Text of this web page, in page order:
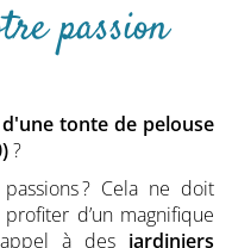
passion
tonte de pelouse
?
? Cela ne doit
d’un magnifique
à des jardiniers